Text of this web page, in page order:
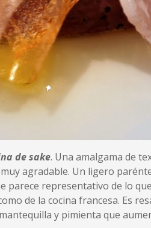
de sake. Una amalgama de
agradable. Un ligero
parece representativo de lo
de la cocina francesa. Es
y pimienta que